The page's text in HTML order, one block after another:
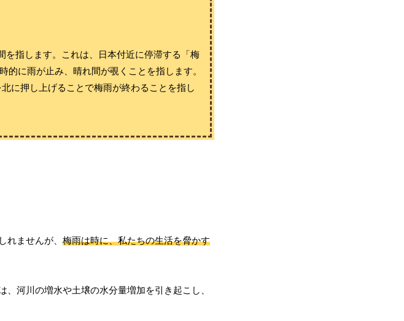
を指します。これは、日本付近に停滞する「梅
に雨が止み、晴れ間が覗くことを指します。
に押し上げることで梅雨が終わることを指し
れませんが、 梅雨は時に、私たちの生活を脅かす
、河川の増水や土壌の水分量増加を引き起こし、